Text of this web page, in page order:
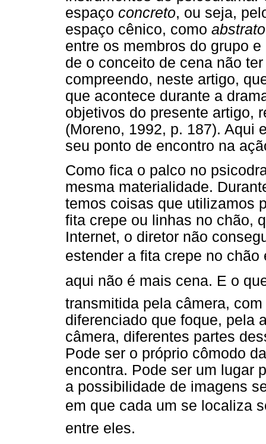
espaço concreto, ou seja,
espaço cênico, como abstrato
entre os membros do grupo
de o conceito de cena não
compreendo, neste artigo,
que acontece durante a
objetivos do presente artigo,
(Moreno, 1992, p. 187). Aqui
seu ponto de encontro na
Como fica o palco no
mesma materialidade.
temos coisas que utilizamos
fita crepe ou linhas no chão,
Internet, o diretor não
estender a fita crepe no chão
aqui não é mais cena. E o
transmitida pela câmera,
diferenciado que foque, pela
câmera, diferentes partes
Pode ser o próprio cômodo
encontra. Pode ser um lugar
a possibilidade de imagens
em que cada um se localiza
entre eles.